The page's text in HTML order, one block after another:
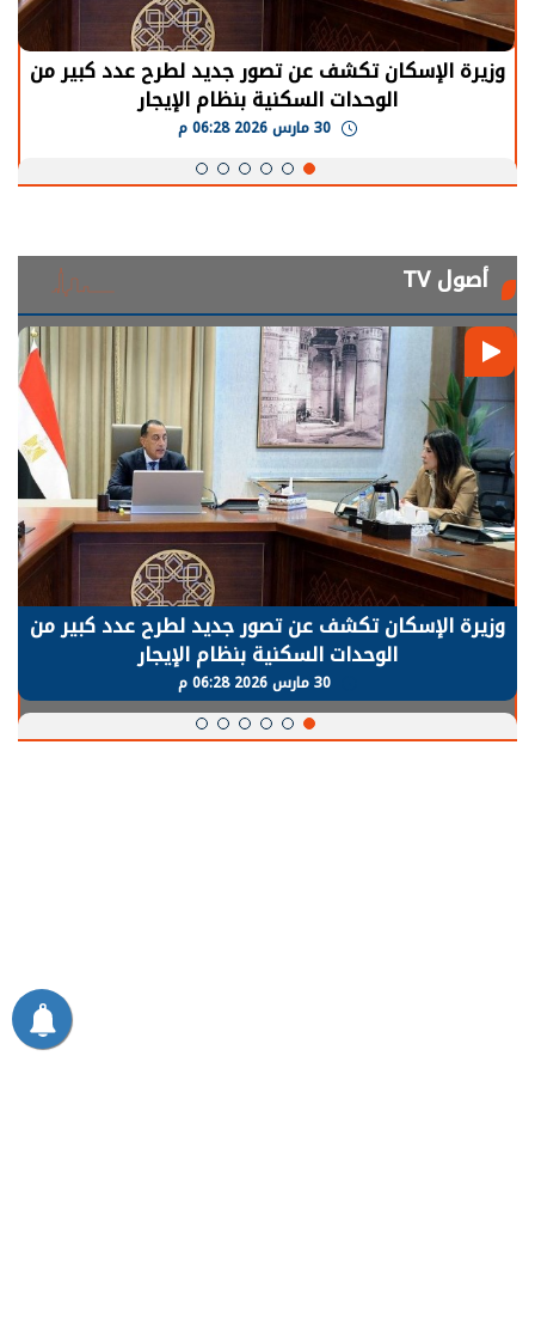
تكشف عن تصور جديد لطرح عدد كبير من
الوحدات السكنية بنظام الإيجار
الرئيس
أصول TV
وزيرة الإسكان تكشف عن تصور جديد لطرح عدد كبير من
الوحدات السكنية بنظام الإيجار